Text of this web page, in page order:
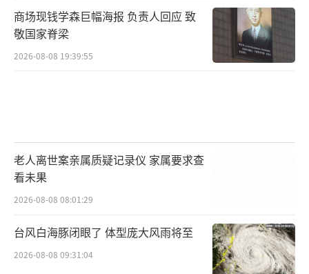
商场现钱学森巨幅海报 负责人回应 致
敬国家脊梁
2026-08-08 19:39:55
老人离世案亲属质疑记录仪 家属要求查
看未果
2026-08-08 08:01:29
台风白海豚闭眼了 体型庞大风雨将至
2026-08-08 09:31:04